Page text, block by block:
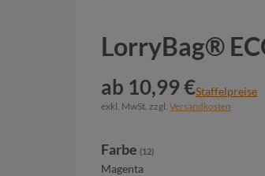
LorryBag®
ab 10,99 €Staffelpreise
exkl. MwSt. zzgl. Versandkosten
Farbeauswählen
(12)
Magenta